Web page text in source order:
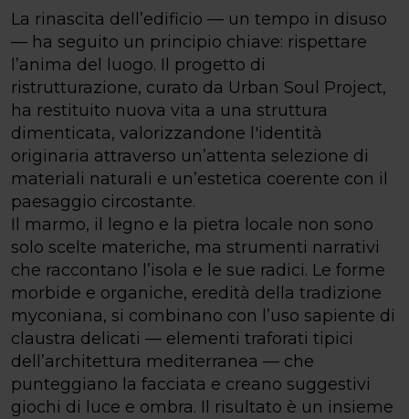
La rinascita dell’edificio — un tempo in disuso
— ha seguito un principio chiave: rispettare
l’anima del luogo. Il progetto di
ristrutturazione, curato da Urban Soul Project,
ha restituito nuova vita a una struttura
dimenticata, valorizzandone l'identità
originaria attraverso un’attenta selezione di
materiali naturali e un’estetica coerente con il
paesaggio circostante.
Il marmo, il legno e la pietra locale non sono
solo scelte materiche, ma strumenti narrativi
che raccontano l’isola e le sue radici. Le forme
morbide e organiche, eredità della tradizione
myconiana, si combinano con l’uso sapiente di
claustra delicati — elementi traforati tipici
dell’architettura mediterranea — che
punteggiano la facciata e creano suggestivi
giochi di luce e ombra. Il risultato è un insieme